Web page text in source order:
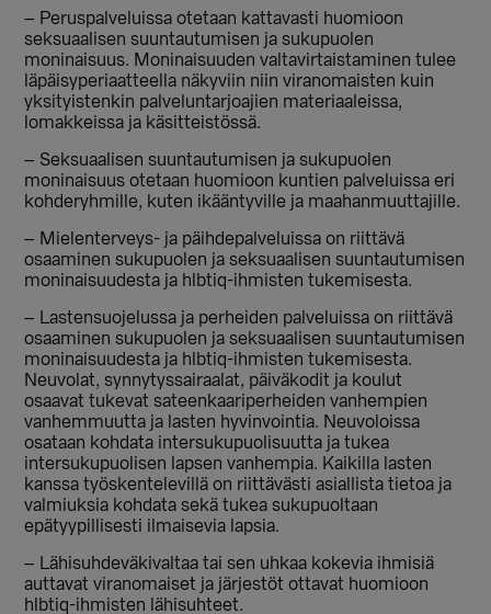
– Peruspalveluissa otetaan kattavasti huomioon
seksuaalisen suuntautumisen ja sukupuolen
moninaisuus. Moninaisuuden valtavirtaistaminen tulee
läpäisyperiaatteella näkyviin niin viranomaisten kuin
yksityistenkin palveluntarjoajien materiaaleissa,
lomakkeissa ja käsitteistössä.
– Seksuaalisen suuntautumisen ja sukupuolen
moninaisuus otetaan huomioon kuntien palveluissa eri
kohderyhmille, kuten ikääntyville ja maahanmuuttajille.
– Mielenterveys- ja päihdepalveluissa on riittävä
osaaminen sukupuolen ja seksuaalisen suuntautumisen
moninaisuudesta ja hlbtiq-ihmisten tukemisesta.
– Lastensuojelussa ja perheiden palveluissa on riittävä
osaaminen sukupuolen ja seksuaalisen suuntautumisen
moninaisuudesta ja hlbtiq-ihmisten tukemisesta.
Neuvolat, synnytyssairaalat, päiväkodit ja koulut
osaavat tukevat sateenkaariperheiden vanhempien
vanhemmuutta ja lasten hyvinvointia. Neuvoloissa
osataan kohdata intersukupuolisuutta ja tukea
intersukupuolisen lapsen vanhempia. Kaikilla lasten
kanssa työskentelevillä on riittävästi asiallista tietoa ja
valmiuksia kohdata sekä tukea sukupuoltaan
epätyypillisesti ilmaisevia lapsia.
– Lähisuhdeväkivaltaa tai sen uhkaa kokevia ihmisiä
auttavat viranomaiset ja järjestöt ottavat huomioon
hlbtiq-ihmisten lähisuhteet.